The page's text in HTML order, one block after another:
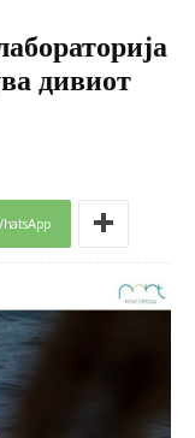
дивиот